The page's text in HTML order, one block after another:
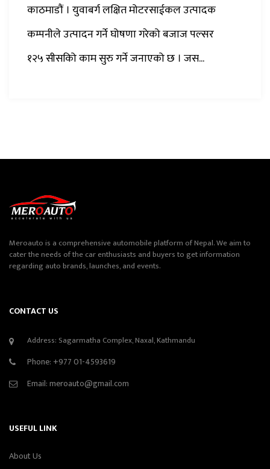
काठमाडौं । युवाबर्ग लक्षित मोटरसाईकल उत्पादक
कम्पनीले उत्पादन गर्ने घोषणा गरेको बजाज पल्सर
१२५ सीसकिो काम सुरु गर्ने जनाएको छ । जस...
Meroauto is a comprehensive automobile platform of Nepal. We aim to
cater the needs of the car enthusiasts and buyers to get information
regarding auto brands, launches, and events.
CONTACT US
Address: Sagarmatha Complex, Naxal, Kathmandu
Phone: +977 01-4593619
Email:meroauto@gmail.com
USEFUL LINK
About Us